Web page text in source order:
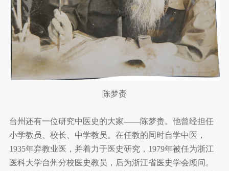
陈梦赉
台州还有一位研究中医史的大家——陈梦赉。他曾经担任
小学教员、校长、中学教员。在任教的同时自学中医，
1935年弃教业医，并着力于医史研究，1979年被任为浙江
医科大学台州分校医史教员，后为浙江省医史学会顾问。